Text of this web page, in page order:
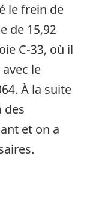
le frein de
de 15,92
C-33, où il
le
À la suite
des
et on a